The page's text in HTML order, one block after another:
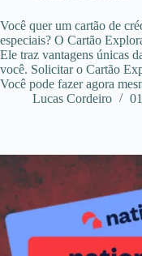
Você quer um cartão de
especiais? O Cartão
Ele traz vantagens únicas
você. Solicitar o Cartão
Você pode fazer agora
Lucas Cordeiro